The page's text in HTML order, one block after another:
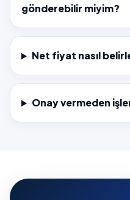
gönderebilir miyim?
Net fiyat nasıl
Onay vermeden